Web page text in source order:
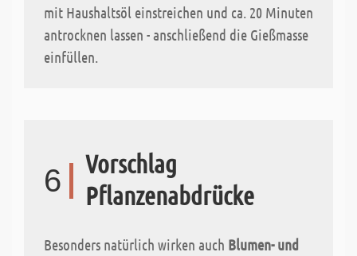
mit Haushaltsöl einstreichen und ca. 20 Minuten
antrocknen lassen - anschließend die Gießmasse
einfüllen.
6
Vorschlag
Pflanzenabdrücke
Besonders natürlich wirken auch Blumen- und